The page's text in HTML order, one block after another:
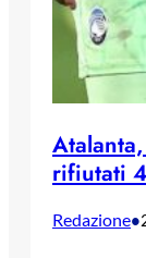
rifiutati
Redazione•